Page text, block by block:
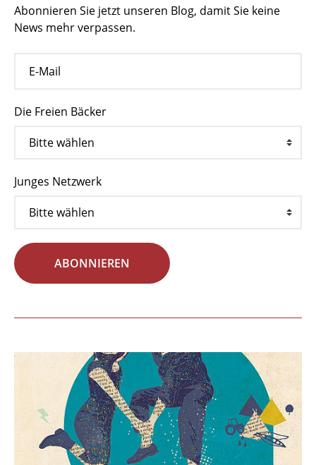
Abonnieren Sie jetzt unseren Blog, damit Sie keine
News mehr verpassen.
Die Freien Bäcker
Junges Netzwerk
ABONNIEREN